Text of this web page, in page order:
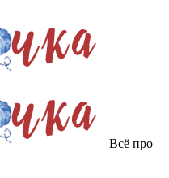
Всё про